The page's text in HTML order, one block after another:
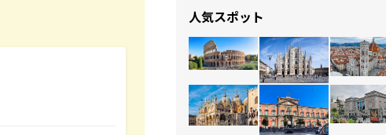
人気スポット